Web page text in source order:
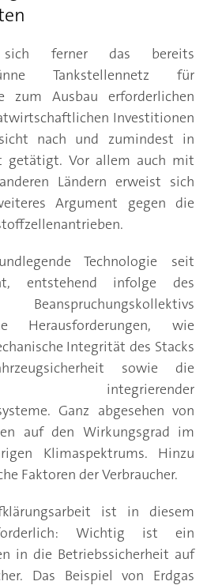
ferner das bereits
Tankstellennetz für
zum Ausbau erforderlichen
Investitionen
nach und zumindest in
getätigt. Vor allem auch mit
Ländern erweist sich
Argument gegen die
Technologie seit
entstehend infolge des
Beanspruchungskollektivs
Herausforderungen, wie
Integrität des Stacks
sowie die
integrierender
Ganz abgesehen von
auf den Wirkungsgrad im
Klimaspektrums. Hinzu
Faktoren der Verbraucher.
ist in diesem
Wichtig ist ein
in die Betriebssicherheit auf
Das Beispiel von Erdgas